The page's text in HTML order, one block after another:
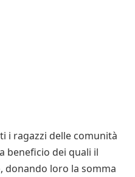
i ragazzi delle comunità
beneficio dei quali il
donando loro la somma